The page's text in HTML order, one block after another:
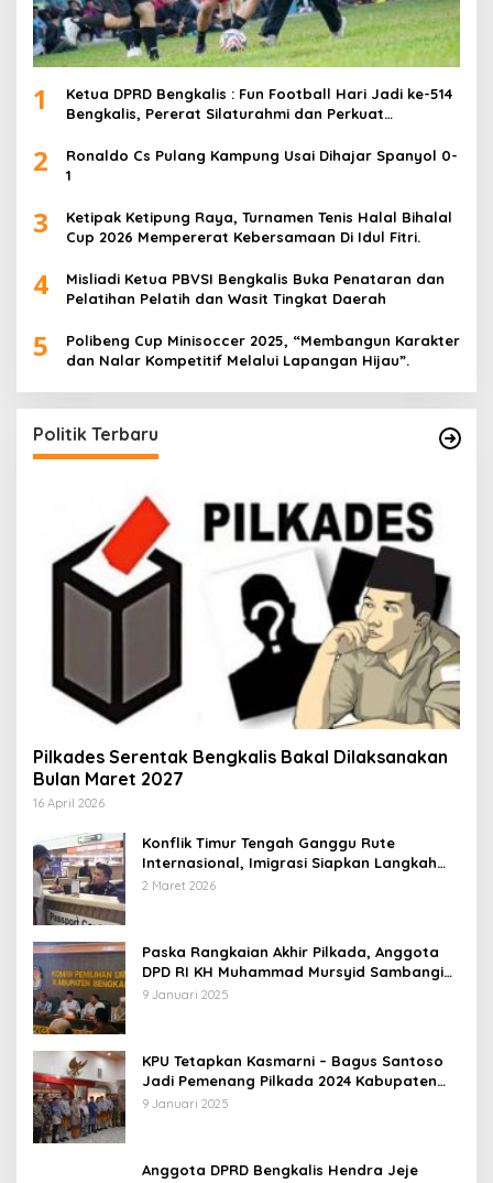
1
Ketua DPRD Bengkalis : Fun Football Hari Jadi ke-514
Bengkalis, Pererat Silaturahmi dan Perkuat
2
Ronaldo Cs Pulang Kampung Usai Dihajar Spanyol 0-
1
3
Ketipak Ketipung Raya, Turnamen Tenis Halal Bihalal
Cup 2026 Mempererat Kebersamaan Di Idul Fitri.
4
Misliadi Ketua PBVSI Bengkalis Buka Penataran dan
Pelatihan Pelatih dan Wasit Tingkat Daerah
5
Polibeng Cup Minisoccer 2025, “Membangun Karakter
dan Nalar Kompetitif Melalui Lapangan Hijau”.
Politik Terbaru
Pilkades Serentak Bengkalis Bakal Dilaksanakan
Bulan Maret 2027
16 April 2026
Konflik Timur Tengah Ganggu Rute
Internasional, Imigrasi Siapkan Langkah
Antisipatif
2 Maret 2026
Paska Rangkaian Akhir Pilkada, Anggota
DPD RI KH Muhammad Mursyid Sambangi
KPU Bengkalis
9 Januari 2025
KPU Tetapkan Kasmarni – Bagus Santoso
Jadi Pemenang Pilkada 2024 Kabupaten
Bengkalis
9 Januari 2025
Anggota DPRD Bengkalis Hendra Jeje